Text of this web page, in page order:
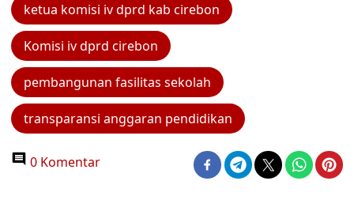
ketua komisi iv dprd kab cirebon
Komisi iv dprd cirebon
pembangunan fasilitas sekolah
transparansi anggaran pendidikan
0 Komentar